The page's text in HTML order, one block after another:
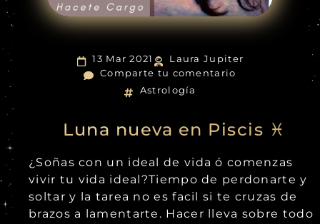
13 Mar 2021
Laura Jupiter
Comparte tu comentario
Astrología
Luna nueva en Piscis ♓
¿Soñas con un ideal de vida ó comenzas
vivir tu vida ideal?Tiempo de perdonarte y
soltar y la tarea no es facil si te cruzas de
brazos a lamentarte. Hacer lleva sobre todo